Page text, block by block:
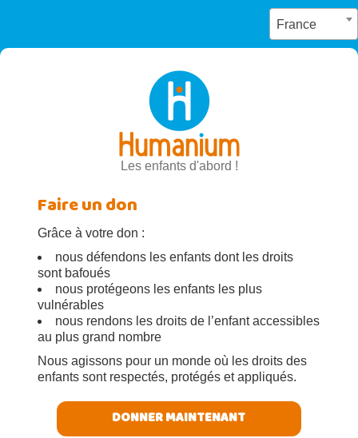
France
Les enfants d'abord !
Faire un don
Grâce à votre don :
nous défendons les enfants dont les droits
sont bafoués
nous protégeons les enfants les plus
vulnérables
nous rendons les droits de l’enfant accessibles
au plus grand nombre
Nous agissons pour un monde où les droits des
enfants sont respectés, protégés et appliqués.
DONNER MAINTENANT